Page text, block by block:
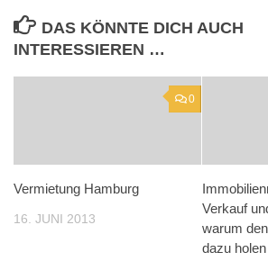
DAS KÖNNTE DICH AUCH
INTERESSIEREN …
0
Vermietung Hamburg
16. JUNI 2013
Verkauf
warum
dazu holen